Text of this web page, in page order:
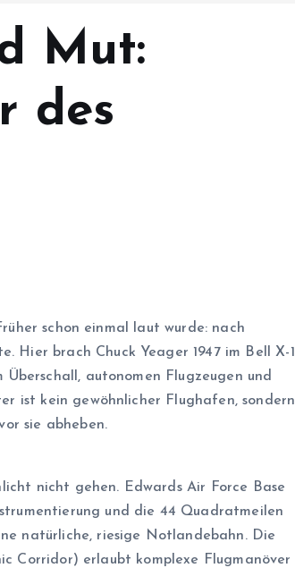
Mut:
des
schon einmal laut wurde: nach
Hier brach Chuck Yeager 1947 im Bell X-1
autonomen Flugzeugen und
ist kein gewöhnlicher Flughafen, sondern
sie abheben.
nicht gehen. Edwards Air Force Base
und die 44 Quadratmeilen
natürliche, riesige Notlandebahn. Die
Corridor) erlaubt komplexe Flugmanöver